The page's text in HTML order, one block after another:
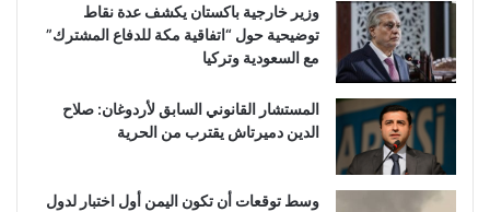
وزير خارجية باكستان يكشف عدة نقاط
توضيحية حول “اتفاقية مكة للدفاع المشترك”
مع السعودية وتركيا
المستشار القانوني السابق لأردوغان: صلاح
الدين دميرتاش يقترب من الحرية
وسط توقعات أن تكون اليمن أول اختبار لدول